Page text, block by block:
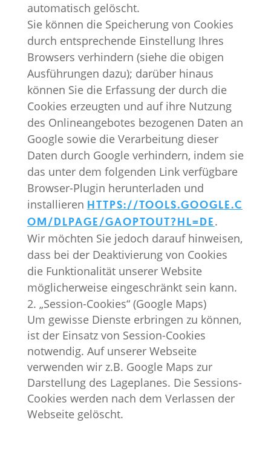
automatisch gelöscht.
Sie können die Speicherung von Cookies
durch entsprechende Einstellung Ihres
Browsers verhindern (siehe die obigen
Ausführungen dazu); darüber hinaus
können Sie die Erfassung der durch die
Cookies erzeugten und auf ihre Nutzung
des Onlineangebotes bezogenen Daten an
Google sowie die Verarbeitung dieser
Daten durch Google verhindern, indem sie
das unter dem folgenden Link verfügbare
Browser-Plugin herunterladen und
installieren HTTPS://TOOLS.GOOGLE.C
OM/DLPAGE/GAOPTOUT?HL=DE.
Wir möchten Sie jedoch darauf hinweisen,
dass bei der Deaktivierung von Cookies
die Funktionalität unserer Website
möglicherweise eingeschränkt sein kann.
„Session-Cookies“ (Google Maps)
Um gewisse Dienste erbringen zu können,
ist der Einsatz von Session-Cookies
notwendig. Auf unserer Webseite
verwenden wir z.B. Google Maps zur
Darstellung des Lageplanes. Die Sessions-
Cookies werden nach dem Verlassen der
Webseite gelöscht.